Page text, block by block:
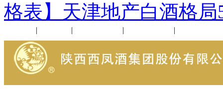
格表】天津地产白酒格局
| | | |